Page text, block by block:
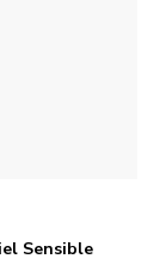
Sensible